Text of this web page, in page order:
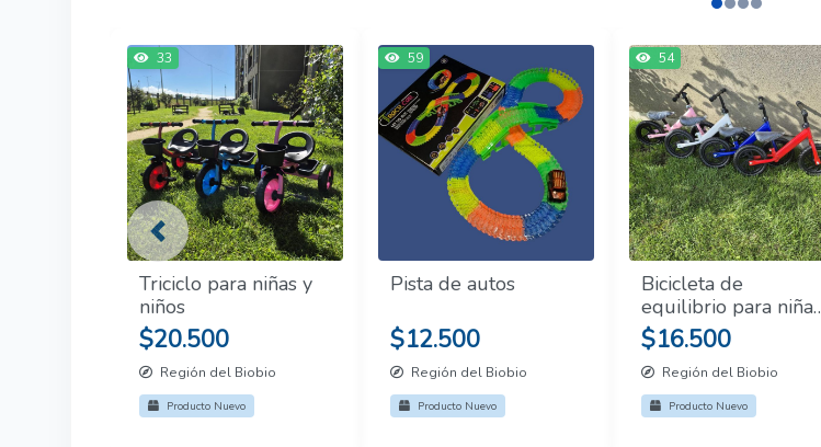
33
Triciclo para niñas y
niños
$20.500
Región del Biobio
Producto Nuevo
59
Pista de autos
$12.500
Región del Biobio
Producto Nuevo
54
Bicicleta de
equilibrio para niñas
y niños
$16.500
Región del Biobio
Producto Nuevo
Previous